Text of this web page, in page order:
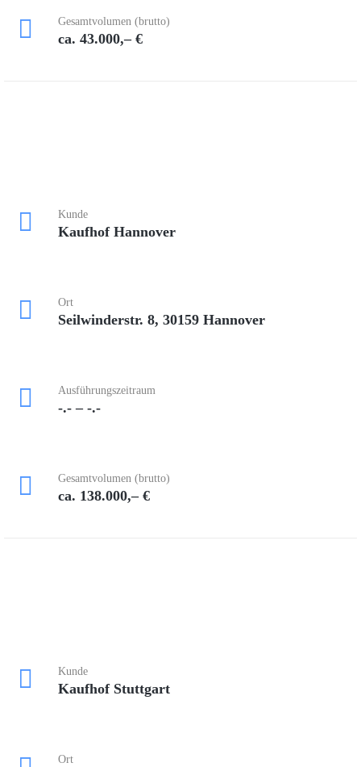
Gesamtvolumen (brutto)
ca. 43.000,– €
Kunde
Kaufhof Hannover
Ort
Seilwinderstr. 8, 30159 Hannover
Ausführungszeitraum
-.- – -.-
Gesamtvolumen (brutto)
ca. 138.000,– €
Kunde
Kaufhof Stuttgart
Ort